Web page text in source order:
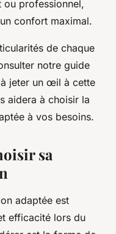
professionnel,
confort maximal.
de chaque
notre guide
jeter un œil à cette
aidera à choisir la
à vos besoins.
sa
adaptée est
efficacité lors du